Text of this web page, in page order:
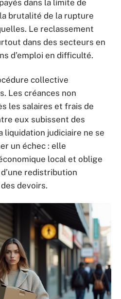
dans la limite de
brutalité de la rupture
Le reclassement
dans des secteurs en
d’emploi en difficulté.
collective
Les créances non
les salaires et frais de
eux subissent des
liquidation judiciaire ne se
un échec : elle
local et oblige
redistribution
devoirs.